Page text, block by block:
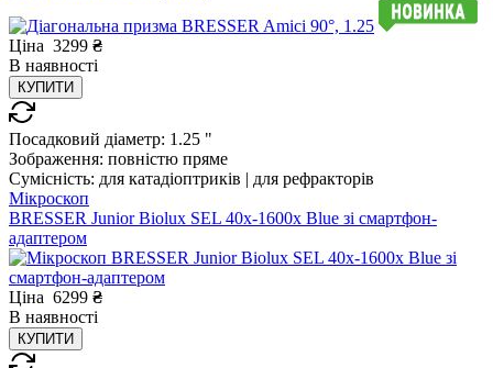
Ціна 3299 ₴
В наявності
КУПИТИ
Посадковий діаметр: 1.25 "
Зображення: повністю пряме
Сумісність: для катадіоптриків | для рефракторів
Мікроскоп
BRESSER Junior Biolux SEL 40x-1600x Blue зі смартфон-
адаптером
Ціна 6299 ₴
В наявності
КУПИТИ